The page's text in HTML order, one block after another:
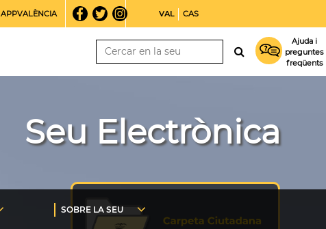
APPVALÈNCIA VAL CAS
Ajuda i
preguntes
freqüents
Seu Electrònica